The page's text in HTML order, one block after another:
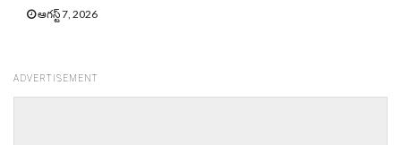
ఆగస్ట్ 7, 2026
ADVERTISEMENT